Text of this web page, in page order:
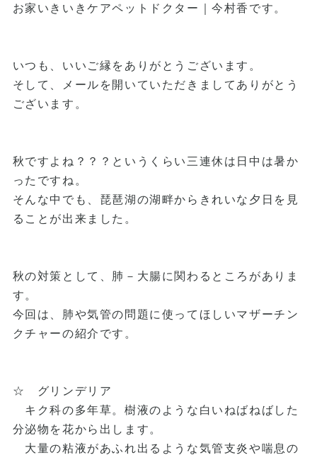
お家いきいきケアペットドクター｜今村香です。
いつも、いいご縁をありがとうございます。
そして、メールを開いていただきましてありがとう
ございます。
秋ですよね？？？というくらい三連休は日中は暑か
ったですね。
そんな中でも、琵琶湖の湖畔からきれいな夕日を見
ることが出来ました。
秋の対策として、肺－大腸に関わるところがありま
す。
今回は、肺や気管の問題に使ってほしいマザーチン
クチャーの紹介です。
☆ グリンデリア
キク科の多年草。樹液のような白いねばねばした
分泌物を花から出します。
大量の粘液があふれ出るような気管支炎や喘息の